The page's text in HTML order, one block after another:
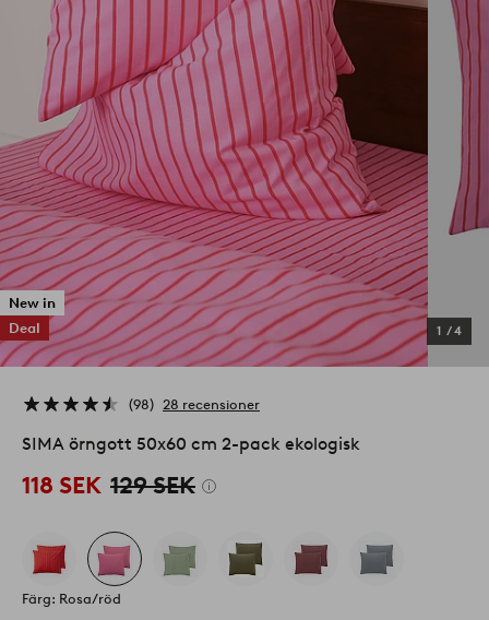
New in
Deal
1 /4
98 28 recensioner
SIMA örngott 50x60 cm 2-pack ekologisk
118 SEK 129 SEK
Färg: Rosa/röd